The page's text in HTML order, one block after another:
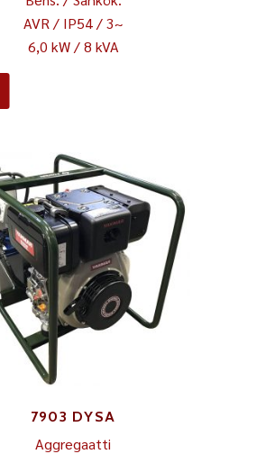
AVR / IP54 / 3~
6,0 kW / 8 kVA
7903 DYSA
Aggregaatti